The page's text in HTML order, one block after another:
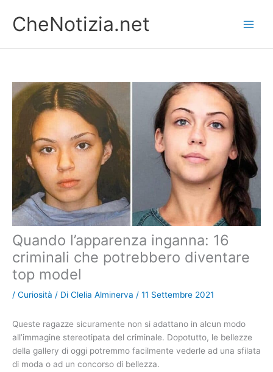
contenuto
CheNotizia.net
Quando l’apparenza inganna: 16
criminali che potrebbero diventare
top model
/ Curiosità / Di Clelia Alminerva / 11 Settembre 2021
Queste ragazze sicuramente non si adattano in alcun modo
all’immagine stereotipata del criminale. Dopotutto, le bellezze
della gallery di oggi potremmo facilmente vederle ad una sfilata
di moda o ad un concorso di bellezza.